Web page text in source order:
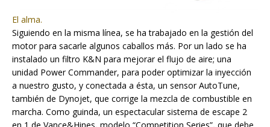
El alma.
Siguiendo en la misma línea, se ha trabajado en la gestión del
motor para sacarle algunos caballos más. Por un lado se ha
instalado un filtro K&N para mejorar el flujo de aire; una
unidad Power Commander, para poder optimizar la inyección
a nuestro gusto, y conectada a ésta, un sensor AutoTune,
también de Dynojet, que corrige la mezcla de combustible en
marcha. Como guinda, un espectacular sistema de escape 2